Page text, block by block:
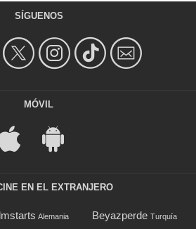
SÍGUENOS
MÓVIL
EN EL EXTRANJERO
Alemania Beyazperde Turquía